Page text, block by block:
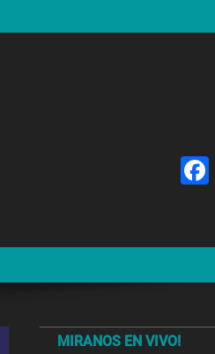
MIRANOS EN VIVO!